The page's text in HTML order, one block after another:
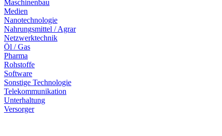
Maschinenbau
Medien
Nanotechnologie
Nahrungsmittel / Agrar
Netzwerktechnik
Öl / Gas
Pharma
Rohstoffe
Software
Sonstige Technologie
Telekommunikation
Unterhaltung
Versorger